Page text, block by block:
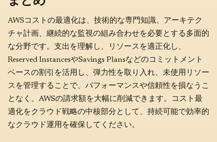
AWSコストの最適化は、技術的な専門知識、アーキテク
チャ計画、継続的な監視の組み合わせを必要とする多面的
な分野です。支出を理解し、リソースを適正化し、
Reserved InstancesやSavings Plansなどのコミットメント
ベースの割引を活用し、弾力性を取り入れ、未使用リソー
スを管理することで、パフォーマンスや信頼性を損なうこ
となく、AWSの請求額を大幅に削減できます。コスト最
適化をクラウド戦略の中核部分として、持続可能で効率的
なクラウド運用を確保してください。